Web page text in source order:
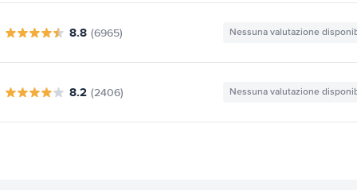
8.8 (6965) Nessuna valutazione
8.2 (2406) Nessuna valutazione